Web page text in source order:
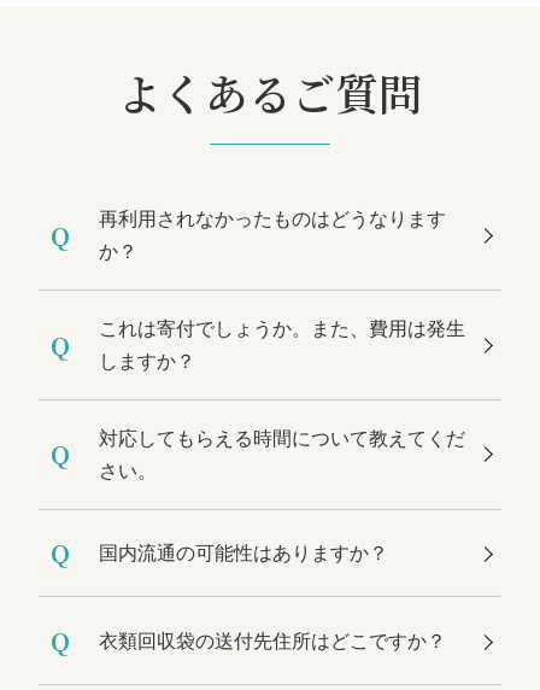
よくあるご質問
Q
再利用されなかったものはどうなります
か？
Q
これは寄付でしょうか。また、費用は発生
しますか？
Q
対応してもらえる時間について教えてくだ
さい。
Q 国内流通の可能性はありますか？
Q 衣類回収袋の送付先住所はどこですか？